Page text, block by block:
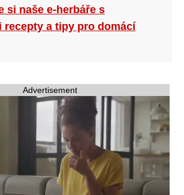
si naše e-herbáře s
recepty a tipy pro domácí
Advertisement